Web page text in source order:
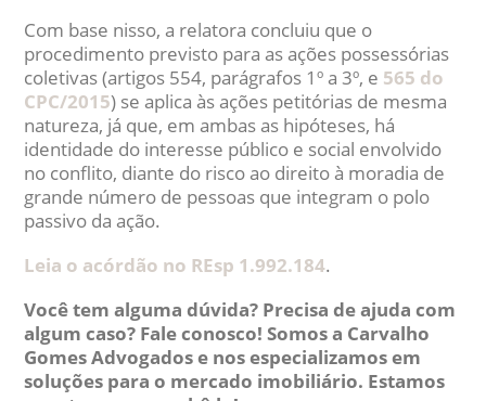
Com base nisso, a relatora concluiu que o
procedimento previsto para as ações possessórias
coletivas (artigos 554, parágrafos 1º a 3º, e 565 do
CPC/2015) se aplica às ações petitórias de mesma
natureza, já que, em ambas as hipóteses, há
identidade do interesse público e social envolvido
no conflito, diante do risco ao direito à moradia de
grande número de pessoas que integram o polo
passivo da ação.
Leia o acórdão no REsp 1.992.184.
Você tem alguma dúvida? Precisa de ajuda com
algum caso? Fale conosco! Somos a Carvalho
Gomes Advogados e nos especializamos em
soluções para o mercado imobiliário. Estamos